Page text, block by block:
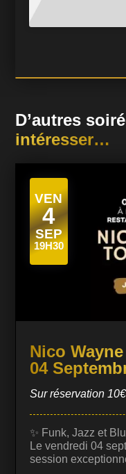
D’autres
intéresser…
VEN
4
SEP
19H30
Nico
04
Sur réservation
✨ Funk, Jazz et
Le vendredi 04
session